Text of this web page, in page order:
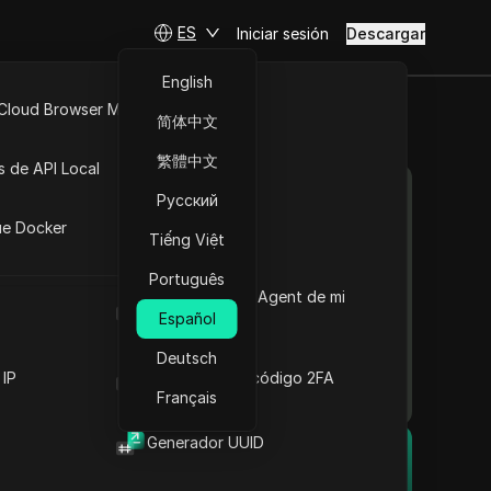
Cuál es el User Agent de mi
navegador
Generador de código 2FA
Generador UUID
Browser MCP
de API Local
Docker
ES
English
简体中文
繁體中文
Русский
Tiếng Việt
Português
Español
Deutsch
Français
Iniciar sesión Descargar
los
en la
de
Contenido
extensiones del
completa
funcionalidad de las
extensiones del
navegador
Exploración de varias
categorías de extensiones
de navegador
Ventajas de aprovechar
las extensiones del
navegador
Navegar por los riesgos
extensiones del
El navegador anti-detección